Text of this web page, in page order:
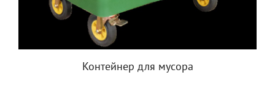
Контейнер для мусора